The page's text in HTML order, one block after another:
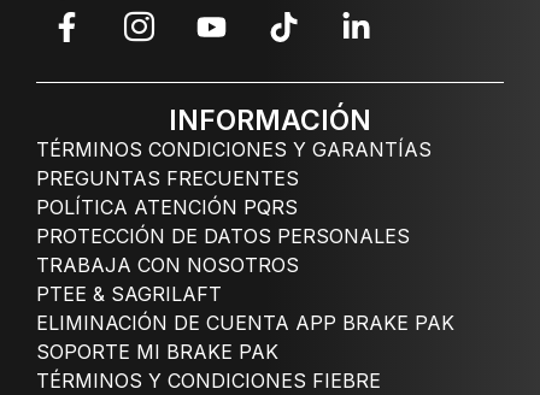
INFORMACIÓN
TÉRMINOS CONDICIONES Y GARANTÍAS
PREGUNTAS FRECUENTES
POLÍTICA ATENCIÓN PQRS
PROTECCIÓN DE DATOS PERSONALES
TRABAJA CON NOSOTROS
PTEE & SAGRILAFT
ELIMINACIÓN DE CUENTA APP BRAKE PAK
SOPORTE MI BRAKE PAK
TÉRMINOS Y CONDICIONES FIEBRE